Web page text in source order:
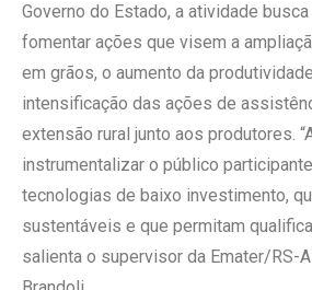
Governo do Estado, a atividade
fomentar ações que visem a
em grãos, o aumento da
intensificação das ações de
extensão rural junto aos produtores.
instrumentalizar o público
tecnologias de baixo investimento,
sustentáveis e que permitam
salienta o supervisor da Emater/RS-